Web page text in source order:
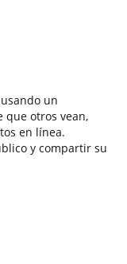
un
que otros vean,
en línea.
y compartir su